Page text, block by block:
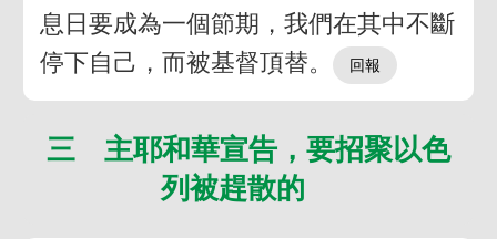
息日要成為一個節期，我們在其中不斷
停下自己，而被基督頂替。
三 主耶和華宣告，要招聚以色
列被趕散的